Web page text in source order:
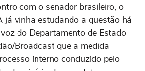
com o senador brasileiro, o
já vinha estudando a questão há
do Departamento de Estado
Broadcast que a medida
interno conduzido pelo